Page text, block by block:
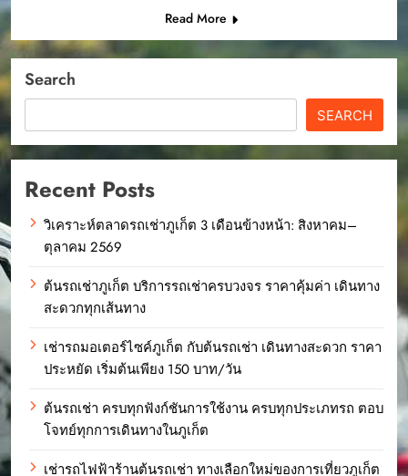
Read More
Search
SEARCH
Recent Posts
วิเคราะห์ตลาดรถเช่าภูเก็ต 3 เดือนข้างหน้า: สิงหาคม–
ตุลาคม 2569
ต้นรถเช่าภูเก็ต บริการรถเช่าครบวงจร ราคาคุ้มค่า เดินทาง
สะดวกทุกเส้นทาง
เช่ารถมอเตอร์ไซค์ภูเก็ต กับต้นรถเช่า เดินทางสะดวก ราคา
ประหยัด เริ่มต้นเพียง 150 บาท/วัน
ต้นรถเช่า ครบทุกฟังก์ชันการใช้งาน ครบทุกประเภทรถ ตอบ
โจทย์ทุกการเดินทางในภูเก็ต
เช่ารถไฟฟ้าร้านต้นรถเช่า ทางเลือกใหม่ของการเที่ยวภูเก็ต